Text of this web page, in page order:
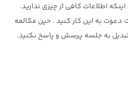
اطلاعات کافی از چیزی ندارید،
دعوت به این کار کنید . حین مکالمه
تبدیل به جلسه پرسش و پاسخ نکنید.